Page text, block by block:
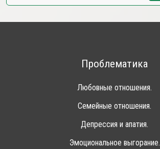
Проблематика
Любовные отношения.
Семейные отношения.
Депрессия и апатия.
Эмоциональное выгорание.